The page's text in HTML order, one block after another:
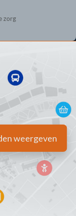
zorg
weergeven